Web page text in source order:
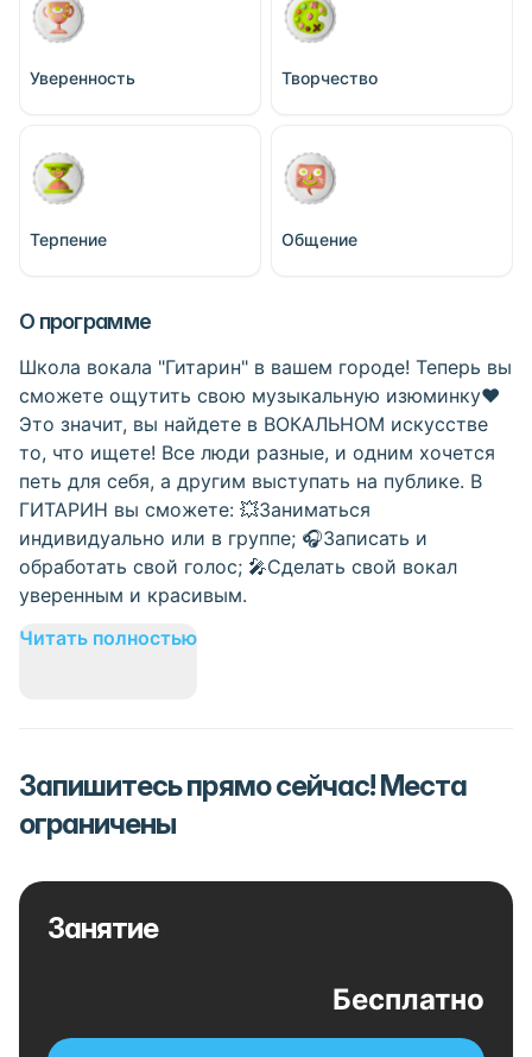
Уверенность Творчество
Терпение Общение
О программе
Школа вокала "Гитарин" в вашем городе! Теперь вы
сможете ощутить свою музыкальную изюминку❤️
Это значит, вы найдете в ВОКАЛЬНОМ искусстве
то, что ищете! Все люди разные, и одним хочется
петь для себя, а другим выступать на публике. В
ГИТАРИН вы сможете: 💥Заниматься
индивидуально или в группе; 🎧Записать и
обработать свой голос; 🎤Сделать свой вокал
уверенным и красивым.
Читать полностью
Запишитесь прямо сейчас! Места
ограничены
Занятие
Бесплатно